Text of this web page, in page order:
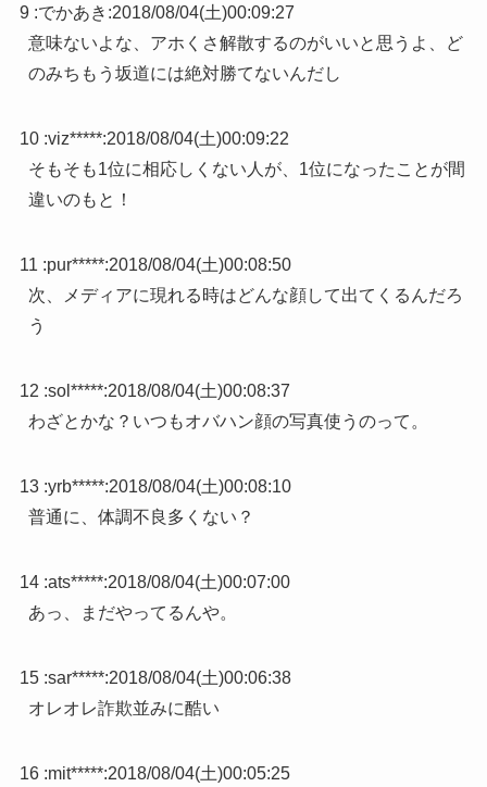
9 :でかあき :2018/08/04(土)00:09:27
意味ないよな、アホくさ解散するのがいいと思うよ、ど
のみちもう坂道には絶対勝てないんだし
10 :viz*****:2018/08/04(土)00:09:22
そもそも1位に相応しくない人が、1位になったことが間
違いのもと！
11 :pur*****:2018/08/04(土)00:08:50
次、メディアに現れる時はどんな顔して出てくるんだろ
う
12 :sol*****:2018/08/04(土)00:08:37
わざとかな？いつもオバハン顔の写真使うのって。
13 :yrb*****:2018/08/04(土)00:08:10
普通に、体調不良多くない？
14 :ats*****:2018/08/04(土)00:07:00
あっ、まだやってるんや。
15 :sar*****:2018/08/04(土)00:06:38
オレオレ詐欺並みに酷い
16 :mit*****:2018/08/04(土)00:05:25